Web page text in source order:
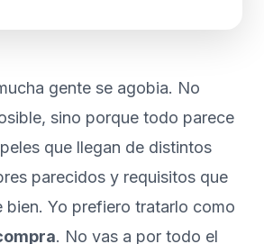
gente se agobia. No
sino porque todo parece
que llegan de distintos
parecidos y requisitos que
bien. Yo prefiero tratarlo como
. No vas a por todo el